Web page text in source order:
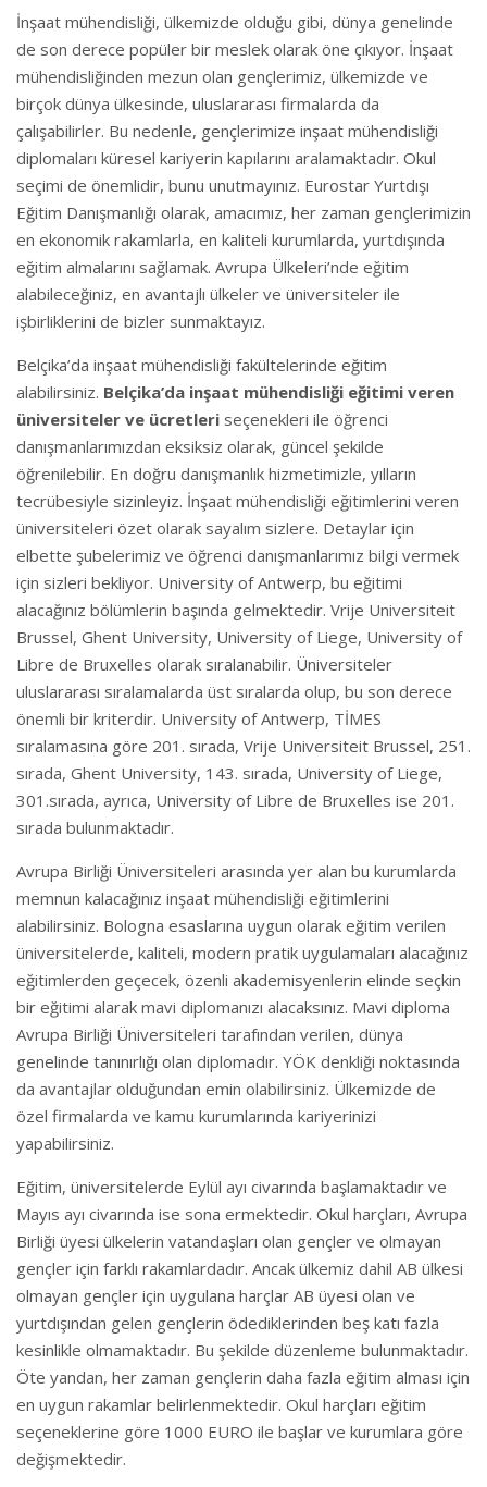
İnşaat mühendisliği, ülkemizde olduğu gibi, dünya genelinde
de son derece popüler bir meslek olarak öne çıkıyor. İnşaat
mühendisliğinden mezun olan gençlerimiz, ülkemizde ve
birçok dünya ülkesinde, uluslararası firmalarda da
çalışabilirler. Bu nedenle, gençlerimize inşaat mühendisliği
diplomaları küresel kariyerin kapılarını aralamaktadır. Okul
seçimi de önemlidir, bunu unutmayınız. Eurostar Yurtdışı
Eğitim Danışmanlığı olarak, amacımız, her zaman gençlerimizin
en ekonomik rakamlarla, en kaliteli kurumlarda, yurtdışında
eğitim almalarını sağlamak. Avrupa Ülkeleri’nde eğitim
alabileceğiniz, en avantajlı ülkeler ve üniversiteler ile
işbirliklerini de bizler sunmaktayız.
Belçika’da inşaat mühendisliği fakültelerinde eğitim
alabilirsiniz. Belçika’da inşaat mühendisliği eğitimi veren
üniversiteler ve ücretleri seçenekleri ile öğrenci
danışmanlarımızdan eksiksiz olarak, güncel şekilde
öğrenilebilir. En doğru danışmanlık hizmetimizle, yılların
tecrübesiyle sizinleyiz. İnşaat mühendisliği eğitimlerini veren
üniversiteleri özet olarak sayalım sizlere. Detaylar için
elbette şubelerimiz ve öğrenci danışmanlarımız bilgi vermek
için sizleri bekliyor. University of Antwerp, bu eğitimi
alacağınız bölümlerin başında gelmektedir. Vrije Universiteit
Brussel, Ghent University, University of Liege, University of
Libre de Bruxelles olarak sıralanabilir. Üniversiteler
uluslararası sıralamalarda üst sıralarda olup, bu son derece
önemli bir kriterdir. University of Antwerp, TİMES
sıralamasına göre 201. sırada, Vrije Universiteit Brussel, 251.
sırada, Ghent University, 143. sırada, University of Liege,
301.sırada, ayrıca, University of Libre de Bruxelles ise 201.
sırada bulunmaktadır.
Avrupa Birliği Üniversiteleri arasında yer alan bu kurumlarda
memnun kalacağınız inşaat mühendisliği eğitimlerini
alabilirsiniz. Bologna esaslarına uygun olarak eğitim verilen
üniversitelerde, kaliteli, modern pratik uygulamaları alacağınız
eğitimlerden geçecek, özenli akademisyenlerin elinde seçkin
bir eğitimi alarak mavi diplomanızı alacaksınız. Mavi diploma
Avrupa Birliği Üniversiteleri tarafından verilen, dünya
genelinde tanınırlığı olan diplomadır. YÖK denkliği noktasında
da avantajlar olduğundan emin olabilirsiniz. Ülkemizde de
özel firmalarda ve kamu kurumlarında kariyerinizi
yapabilirsiniz.
Eğitim, üniversitelerde Eylül ayı civarında başlamaktadır ve
Mayıs ayı civarında ise sona ermektedir. Okul harçları, Avrupa
Birliği üyesi ülkelerin vatandaşları olan gençler ve olmayan
gençler için farklı rakamlardadır. Ancak ülkemiz dahil AB ülkesi
olmayan gençler için uygulana harçlar AB üyesi olan ve
yurtdışından gelen gençlerin ödediklerinden beş katı fazla
kesinlikle olmamaktadır. Bu şekilde düzenleme bulunmaktadır.
Öte yandan, her zaman gençlerin daha fazla eğitim alması için
en uygun rakamlar belirlenmektedir. Okul harçları eğitim
seçeneklerine göre 1000 EURO ile başlar ve kurumlara göre
değişmektedir.